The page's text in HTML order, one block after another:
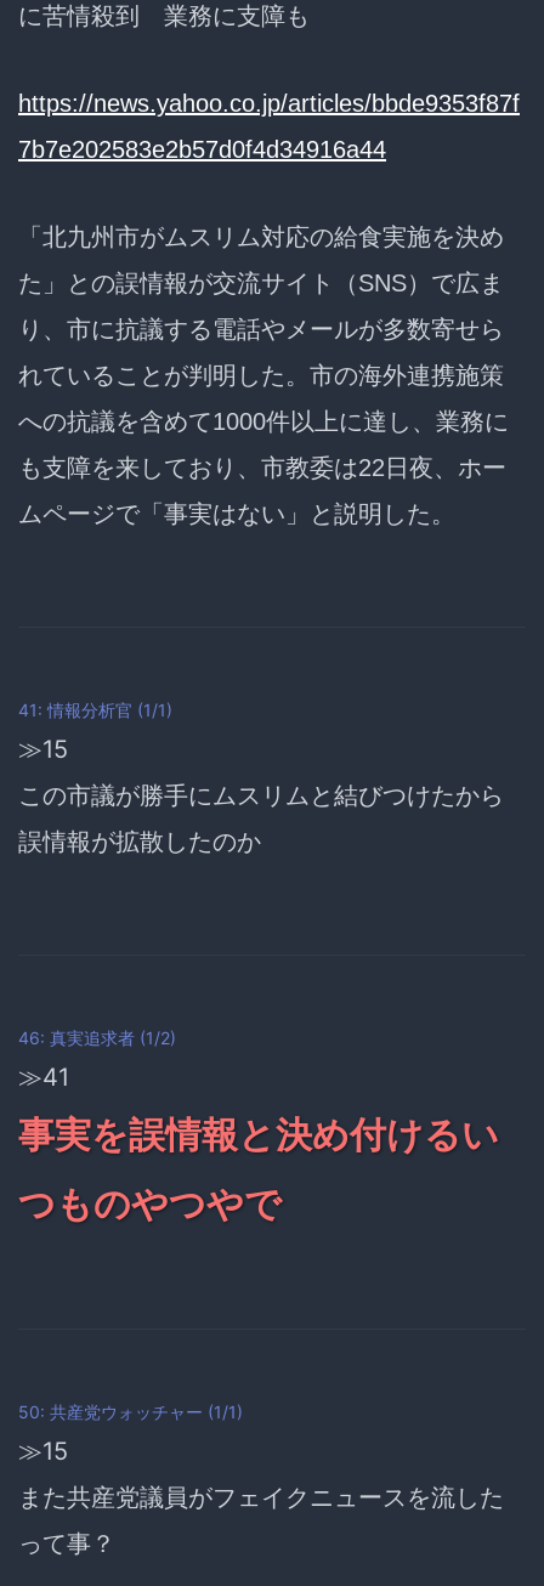
に苦情殺到 業務に支障も
https://news.yahoo.co.jp/articles/bbde9353f87f
7b7e202583e2b57d0f4d34916a44
「北九州市がムスリム対応の給食実施を決め
た」との誤情報が交流サイト（SNS）で広ま
り、市に抗議する電話やメールが多数寄せら
れていることが判明した。市の海外連携施策
への抗議を含めて1000件以上に達し、業務に
も支障を来しており、市教委は22日夜、ホー
ムページで「事実はない」と説明した。
41: 情報分析官 (1/1)
≫15
この市議が勝手にムスリムと結びつけたから
誤情報が拡散したのか
46: 真実追求者 (1/2)
≫41
事実を誤情報と決め付けるい
つものやつやで
50: 共産党ウォッチャー (1/1)
≫15
また共産党議員がフェイクニュースを流した
って事？